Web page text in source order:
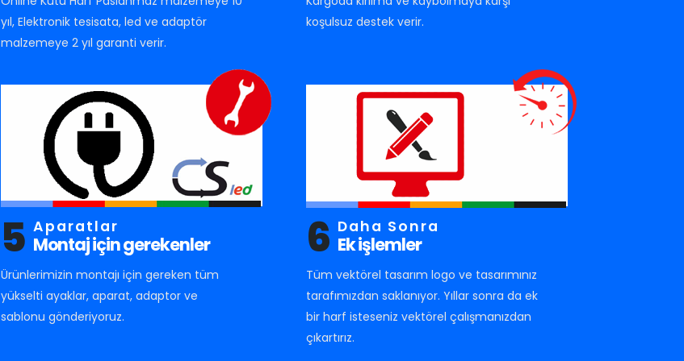
yıl, Elektronik tesisata, led ve adaptör
malzemeye 2 yıl garanti verir.
koşulsuz destek verir.
5 Aparatlar
Montaj için gerekenler
Ürünlerimizin montajı için gereken tüm
yükselti ayaklar, aparat, adaptor ve
sablonu gönderiyoruz.
6 Daha Sonra
Ek işlemler
Tüm vektörel tasarım logo ve tasarımınız
tarafımızdan saklanıyor. Yıllar sonra da ek
bir harf isteseniz vektörel çalışmanızdan
çıkartırız.